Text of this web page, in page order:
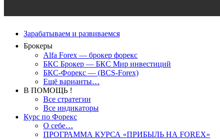
Зарабатываем и развиваемся
Брокеры
Alfa Forex — брокер форекс
БКС Брокер — БКС Мир инвестиций
БКС-Форекс — (BCS-Forex)
Ещё варианты…
В ПОМОЩЬ !
Все стратегии
Все индикаторы
Курс по Форекс
О себе…
ПРОГРАММА КУРСА «ПРИБЫЛЬ НА FOREX»